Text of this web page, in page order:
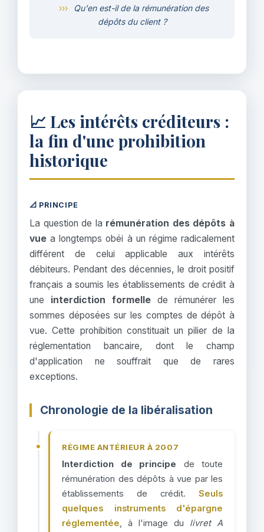
›››
Qu'en est-il de la rémunération des
dépôts du client ?
📈 Les intérêts créditeurs :
la fin d'une prohibition
historique
📐 PRINCIPE
La question de la rémunération des dépôts à
vue a longtemps obéi à un régime radicalement
différent de celui applicable aux intérêts
débiteurs. Pendant des décennies, le droit positif
français a soumis les établissements de crédit à
une interdiction formelle de rémunérer les
sommes déposées sur les comptes de dépôt à
vue. Cette prohibition constituait un pilier de la
réglementation bancaire, dont le champ
d'application ne souffrait que de rares
exceptions.
Chronologie de la libéralisation
RÉGIME ANTÉRIEUR À 2007
Interdiction de principe de toute
rémunération des dépôts à vue par les
établissements de crédit. Seuls
quelques instruments d'épargne
réglementée, à l'image du livret A